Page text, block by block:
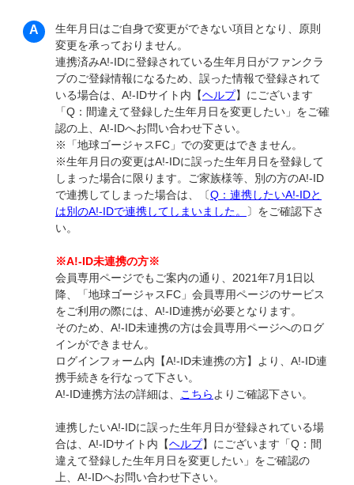
生年月日はご自身で変更ができない項目となり、原則
変更を承っておりません。
連携済みA!-IDに登録されている生年月日がファンクラ
ブのご登録情報になるため、誤った情報で登録されて
いる場合は、A!-IDサイト内【ヘルプ】にございます
「Q：間違えて登録した生年月日を変更したい」をご確
認の上、A!-IDへお問い合わせ下さい。
※「地球ゴージャスFC」での変更はできません。
※生年月日の変更はA!-IDに誤った生年月日を登録して
しまった場合に限ります。ご家族様等、別の方のA!-ID
で連携してしまった場合は、〔Q：連携したいA!-IDと
は別のA!-IDで連携してしまいました。
〕をご確認下さ
い。
※A!-ID未連携の方※
会員専用ページでもご案内の通り、2021年7月1日以
降、「地球ゴージャスFC」会員専用ページのサービス
をご利用の際には、A!-ID連携が必要となります。
そのため、A!-ID未連携の方は会員専用ページへのログ
インができません。
ログインフォーム内【A!-ID未連携の方】より、A!-ID連
携手続きを行なって下さい。
A!-ID連携方法の詳細は、
こちら よりご確認下さい。
連携したいA!-IDに誤った生年月日が登録されている場
合は、A!-IDサイト内【ヘルプ】にございます「Q：間
違えて登録した生年月日を変更したい」をご確認の
上、A!-IDへお問い合わせ下さい。